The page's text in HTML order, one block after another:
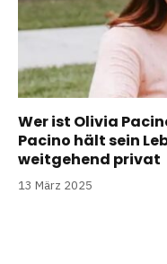
Wer ist Olivia
Pacino hält sein
weitgehend privat
13 März 2025